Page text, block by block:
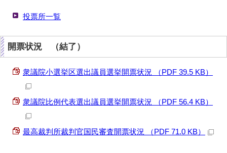
投票所一覧
開票状況 （結了）
衆議院小選挙区選出議員選挙開票状況 （PDF 39.5 KB）
衆議院比例代表選出議員選挙開票状況 （PDF 56.4 KB）
最高裁判所裁判官国民審査開票状況 （PDF 71.0 KB）